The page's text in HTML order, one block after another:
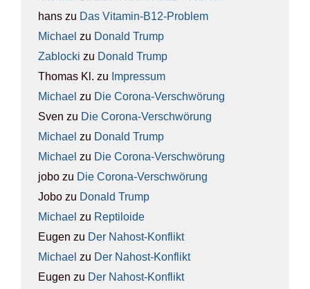
hans zu Das Vit­amin-B12-Pro­blem
Michael zu Donald Trump
Zablocki zu Donald Trump
Thomas Kl. zu Impres­sum
Michael zu Die Coro­na-Ver­schwö­rung
Sven zu Die Coro­na-Ver­schwö­rung
Michael zu Donald Trump
Michael zu Die Coro­na-Ver­schwö­rung
jobo zu Die Coro­na-Ver­schwö­rung
Jobo zu Donald Trump
Michael zu Rep­ti­lo­ide
Eugen zu Der Nah­ost-Kon­flikt
Michael zu Der Nah­ost-Kon­flikt
Eugen zu Der Nah­ost-Kon­flikt